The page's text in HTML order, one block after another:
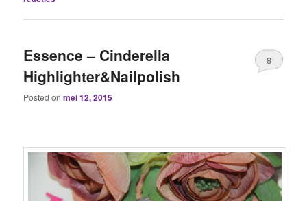
Essence – Cinderella
Highlighter&Nailpolish
Posted onmei 12, 2015
8